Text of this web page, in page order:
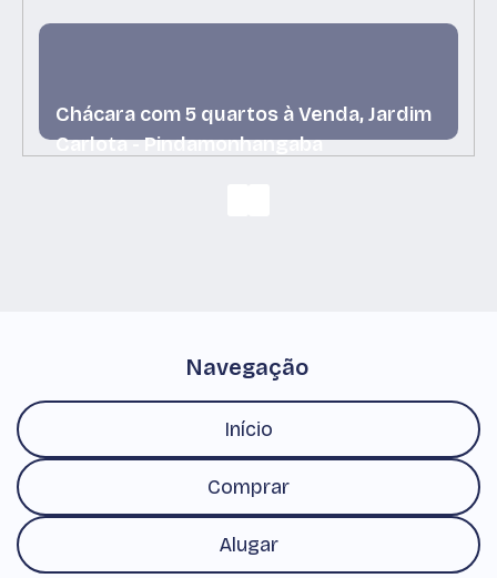
Chácara com 5 quartos à Venda, Jardim
Carlota - Pindamonhangaba
Navegação
Início
Comprar
Alugar